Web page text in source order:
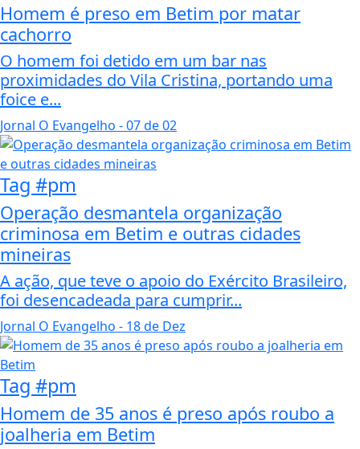
Homem é preso em Betim por matar
cachorro
O homem foi detido em um bar nas
proximidades do Vila Cristina, portando uma
foice e...
Jornal O Evangelho - 07 de 02
Tag #pm
Operação desmantela organização
criminosa em Betim e outras cidades
mineiras
A ação, que teve o apoio do Exército Brasileiro,
foi desencadeada para cumprir...
Jornal O Evangelho - 18 de Dez
Tag #pm
Homem de 35 anos é preso após roubo a
joalheria em Betim